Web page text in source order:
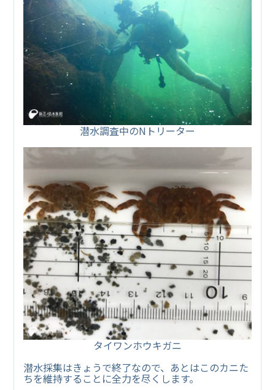
潜水調査中のNトリーター
タイワンホウキガニ
潜水採集はきょうで終了なので、あとはこのカニた
ちを維持することに全力を尽くします。